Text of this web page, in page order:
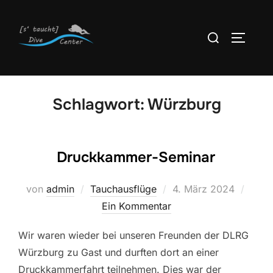
Inhalt
springen
Suchen
Schlagwort:Würzburg
Druckkammer-Seminar
von admin Tauchausflüge
Veröffentlicht
4. März 2024
Ein Kommentar
Wir waren wieder bei unseren Freunden der DLRG
Würzburg zu Gast und durften dort an einer
Druckkammerfahrt teilnehmen. Dies war der